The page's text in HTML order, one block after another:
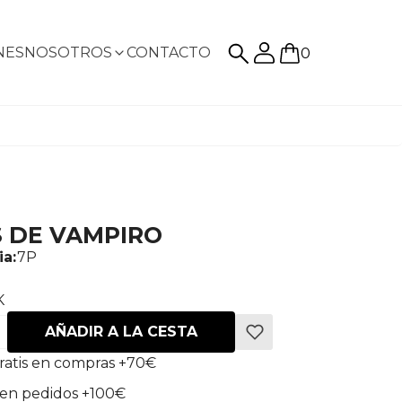
NOSOTROS CONTACTO 0
DE VAMPIRO
7P
AÑADIR A LA CESTA
en compras +70€
pedidos +100€